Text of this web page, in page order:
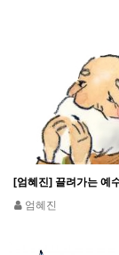
엄혜진